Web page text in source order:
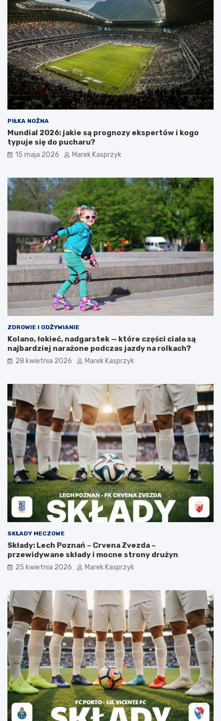
PIŁKA NOŻNA
Mundial 2026: jakie są prognozy ekspertów i kogo
typuje się do pucharu?
15 maja 2026 Marek Kasprzyk
ZDROWIE I ODŻYWIANIE
Kolano, łokieć, nadgarstek — które części ciała są
najbardziej narażone podczas jazdy na rolkach?
28 kwietnia 2026 Marek Kasprzyk
SKŁADY MECZOWE
Składy: Lech Poznań – Crvena Zvezda –
przewidywane składy i mocne strony drużyn
25 kwietnia 2026 Marek Kasprzyk